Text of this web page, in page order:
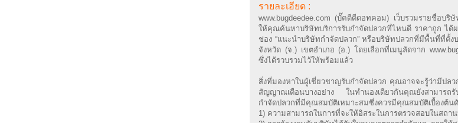
รายละเอียด :
www.bugdeedee.com (บั๊คดีดีดอทคอม) เว็บรวมรายชื่อบริ
ให้คุณค้นหาบริษัทบริการรับกำจัดปลวกที่ไหนดี ราคาถูก ได้
ช่อง “แนะนำบริษัทกำจัดปลวก” หรือบริษัทปลวกที่มีพื้นที่ที่ตั้ง
จังหวัด (จ.) เขตอำเภอ (อ.) โดยเลือกที่เมนูลัดจาก
ซึ่งได้รวบรวมไว้ให้พร้อมแล้ว
สิ่งที่มองหาในผู้เชี่ยวชาญรับกำจัดปลวก คุณอาจจะรู้ว่ามีปล
สัญญาณเตือนบางอย่าง ในทำนองเดียวกันคุณยังสามารถรั
กำจัดปลวกที่มีคุณสมบัติเหมาะสมซึ่งควรมีคุณสมบัติเบื้องต้น
1) ความสามารถในการที่จะให้อิสระในการตรวจสอบในสถา